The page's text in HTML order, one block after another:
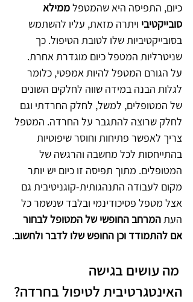
כיום, התפיסה היא שהמטפל ממילא
סובייקטיבי ויתרה מזאת, עליו להשתמש
בסובייקטיביות שלו לטובת הטיפול. כך
שניטרליות המטפל כיום מוגדרת אחרת.
על הגורם המטפל להיות אמפטי, כלומר
לגלות הבנה במידה שווה לחלקים השונים
של המטופלים, למשל, לחלק החרדתי וגם
לחלק שרוצה להתגבר על החרדה. המטפל
צריך לאפשר פתיחות וחוסר שיפוטיות
בהתייחסות לכל מחשבה והרגשה של
המטופלים. מתוך תפיסה זו כיום יש יותר
מקום לעבודה התנהגותית-קוגניטיבית גם
אצל מטפל פסיכודינמי ובלבד שנשמר כל
העת המרחב החופשי של המטופל לבחור
אם להתמודד וכן החופש שלו לדבר ולחשוב.
מה עושים בגישה
האינטגרטיבית לטיפול בחרדה?